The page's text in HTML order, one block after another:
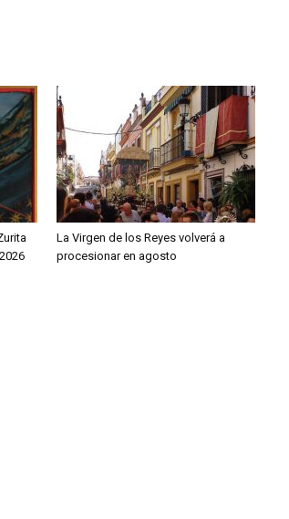
La Virgen de los Reyes volverá a
procesionar en agosto